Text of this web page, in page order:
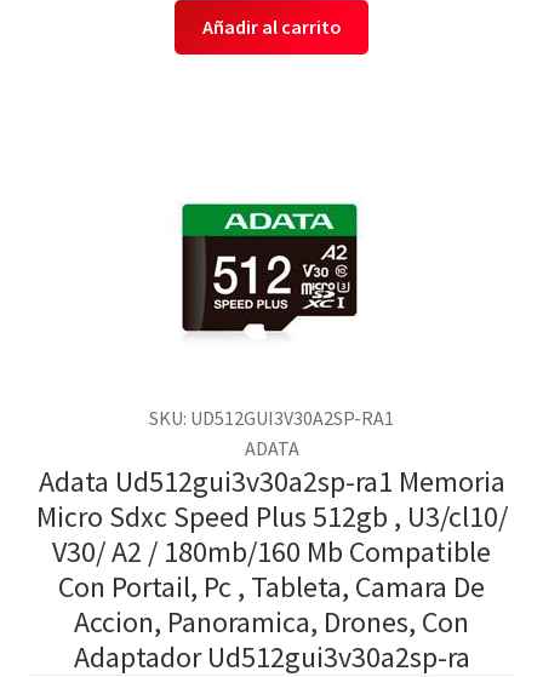
Añadir al carrito
SKU: UD512GUI3V30A2SP-RA1
ADATA
Adata Ud512gui3v30a2sp-ra1 Memoria
Micro Sdxc Speed Plus 512gb , U3/cl10/
V30/ A2 / 180mb/160 Mb Compatible
Con Portail, Pc , Tableta, Camara De
Accion, Panoramica, Drones, Con
Adaptador Ud512gui3v30a2sp-ra